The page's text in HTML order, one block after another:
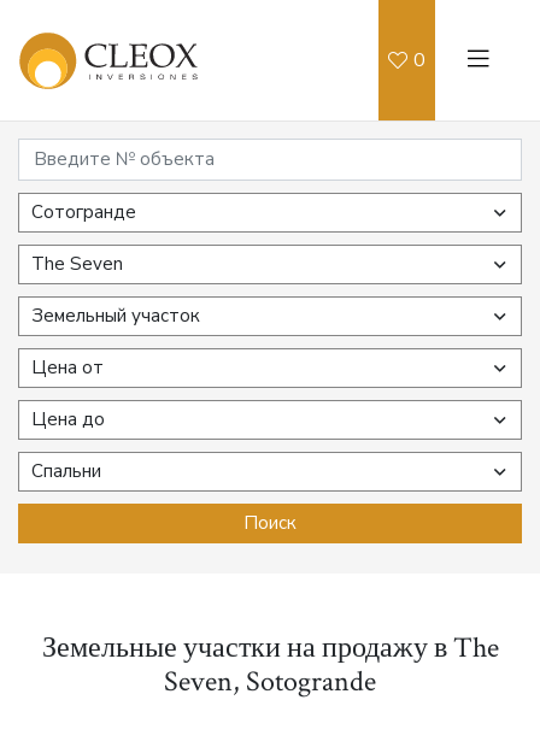
0
Сотогранде
The Seven
Земельный участок
Цена от
Цена до
Спальни
Поиск
Земельные участки на продажу в The
Seven, Sotogrande